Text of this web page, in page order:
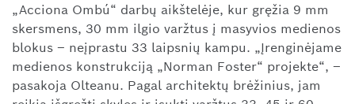
„Acciona Ombú“ darbų aikštelėje, kur gręžia 9 mm
skersmens, 30 mm ilgio varžtus į masyvios medienos
blokus – neįprastu 33 laipsnių kampu. „Įrenginėjame
medienos konstrukciją „Norman Foster“ projekte“, –
pasakoja Olteanu. Pagal architektų brėžinius, jam